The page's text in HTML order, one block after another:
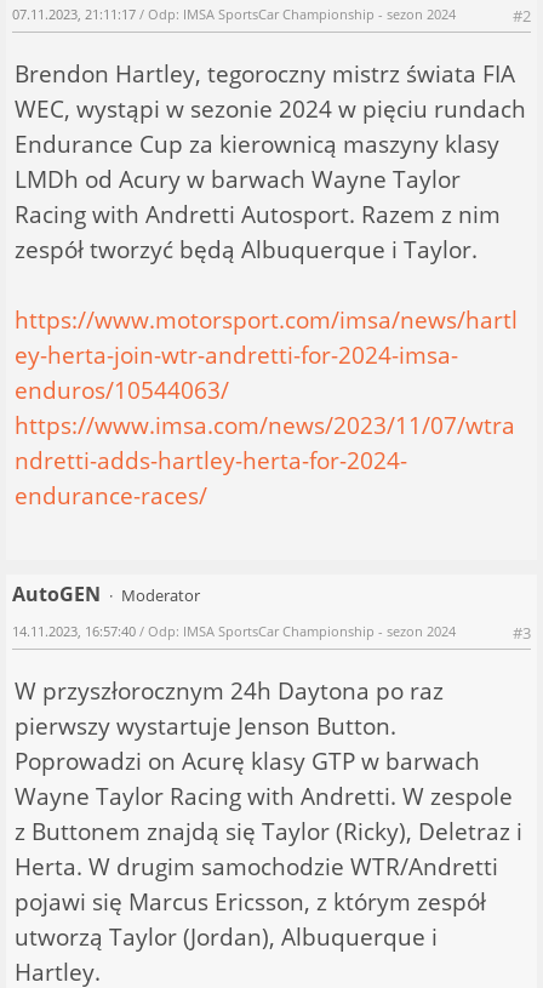
#2
07.11.2023, 21:11:17 / Odp: IMSA SportsCar Championship - sezon 2024
Brendon Hartley, tegoroczny mistrz świata FIA
WEC, wystąpi w sezonie 2024 w pięciu rundach
Endurance Cup za kierownicą maszyny klasy
LMDh od Acury w barwach Wayne Taylor
Racing with Andretti Autosport. Razem z nim
zespół tworzyć będą Albuquerque i Taylor.
https://www.motorsport.com/imsa/news/hartl
ey-herta-join-wtr-andretti-for-2024-imsa-
enduros/10544063/
https://www.imsa.com/news/2023/11/07/wtra
ndretti-adds-hartley-herta-for-2024-
endurance-races/
AutoGEN
Moderator
#3
14.11.2023, 16:57:40 / Odp: IMSA SportsCar Championship - sezon 2024
W przyszłorocznym 24h Daytona po raz
pierwszy wystartuje Jenson Button.
Poprowadzi on Acurę klasy GTP w barwach
Wayne Taylor Racing with Andretti. W zespole
z Buttonem znajdą się Taylor (Ricky), Deletraz i
Herta. W drugim samochodzie WTR/Andretti
pojawi się Marcus Ericsson, z którym zespół
utworzą Taylor (Jordan), Albuquerque i
Hartley.